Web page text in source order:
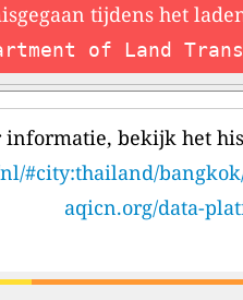
tijdens het
of Land
informatie, bekijk het
#city:thailand/
aqicn.org/data-